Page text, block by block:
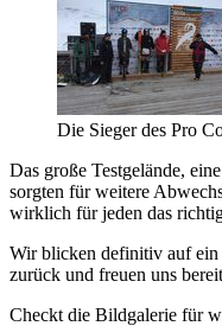
Die Sieger des Pro
Das große Testgelände,
sorgten für weitere
wirklich für jeden das
Wir blicken definitiv auf
zurück und freuen uns
Checkt die Bildgalerie für